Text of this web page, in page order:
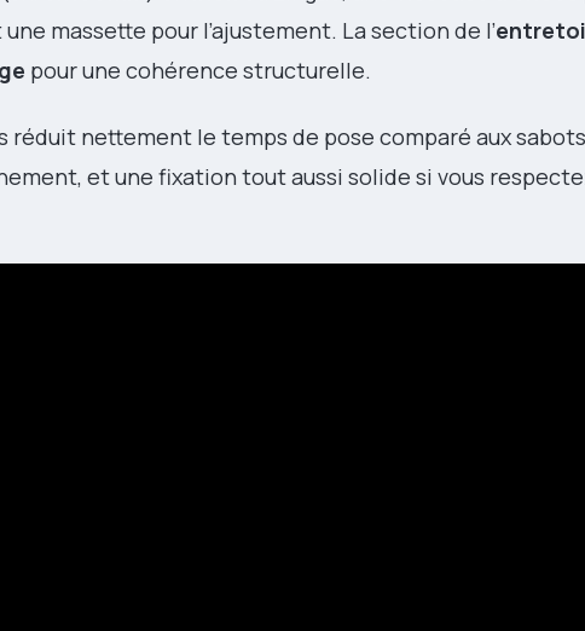
massette pour l’ajustement. La section de l’
pour une cohérence structurelle.
réduit nettement le temps de pose comparé aux
et une fixation tout aussi solide si vous